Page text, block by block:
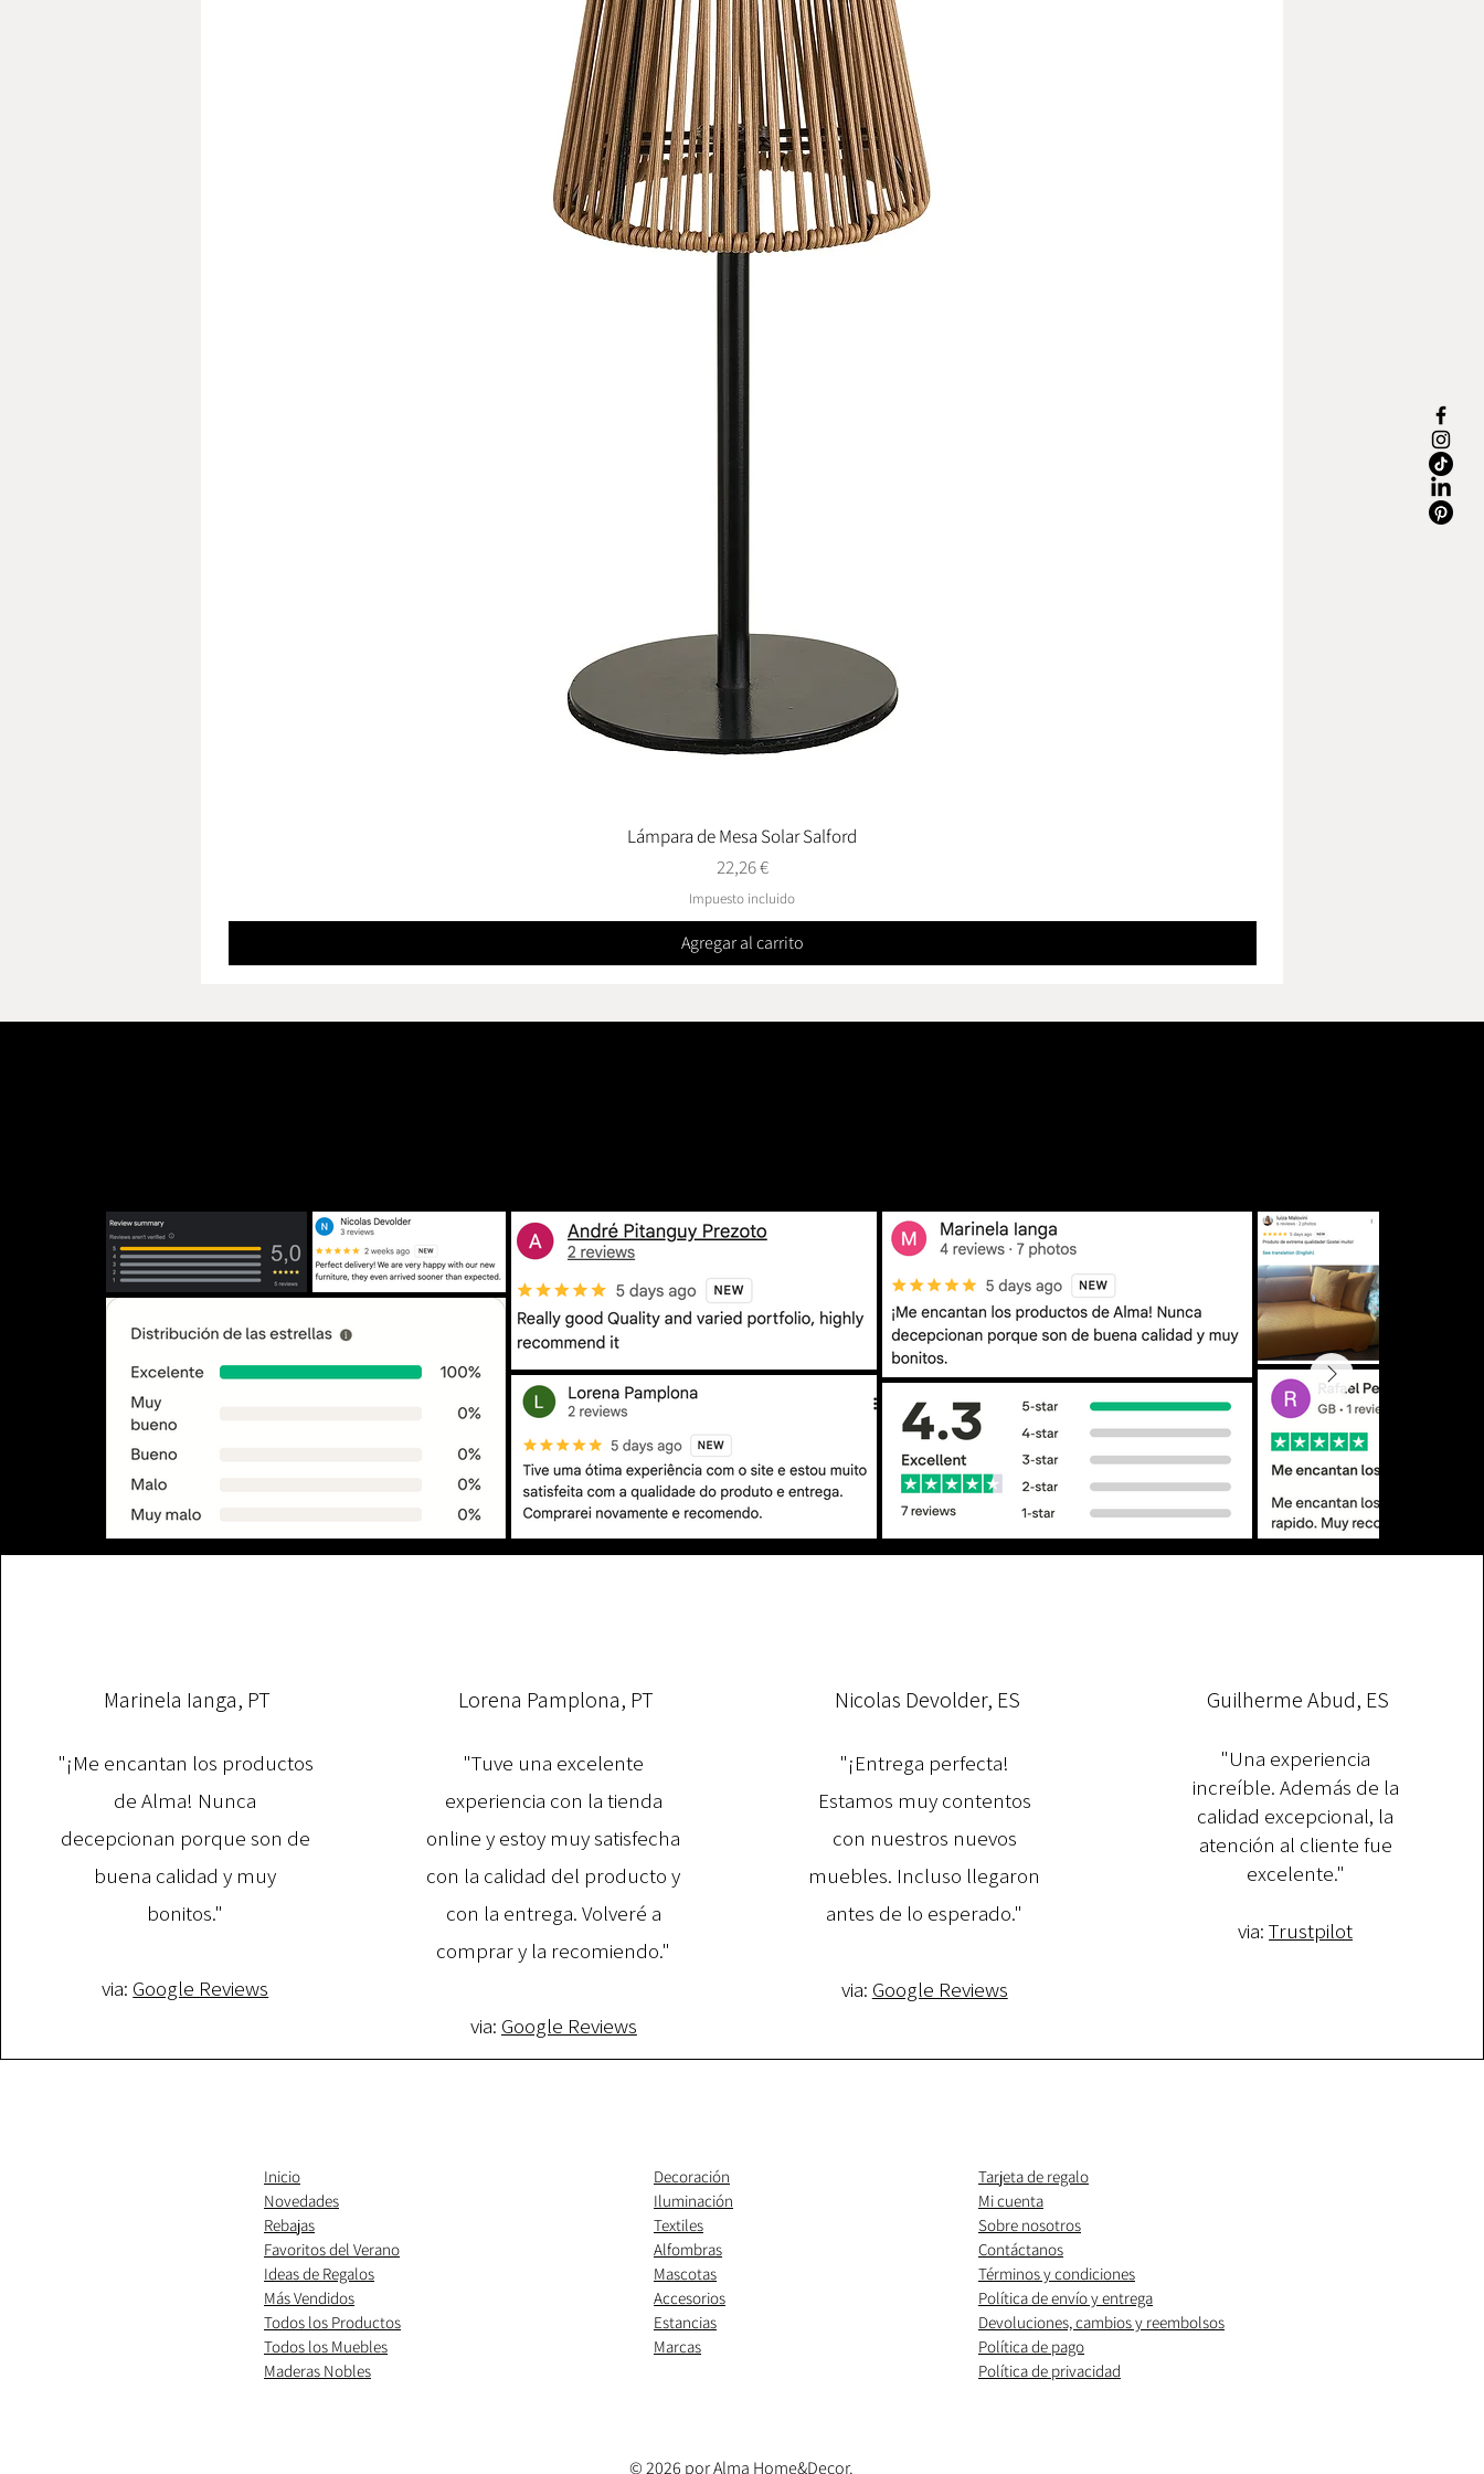
Vista rápida
Lámpara de Mesa Solar Salford
Precio
22,26 €
Impuesto incluido
Agregar al carrito
Marinela Ianga, PT
"¡Me encantan los productos
de Alma! Nunca
decepcionan porque son de
buena calidad y muy
bonitos."
via: Google Reviews
Lorena Pamplona, PT
"Tuve una excelente
experiencia con la tienda
online y estoy muy satisfecha
con la calidad del producto y
con la entrega. Volveré a
comprar y la recomiendo."
via: Google Reviews
Nicolas Devolder, ES
"¡Entrega perfecta!
Estamos muy contentos
con nuestros nuevos
muebles. Incluso llegaron
antes de lo esperado."
via: Google Reviews
Guilherme Abud, ES
"Una experiencia
increíble. Además de la
calidad excepcional, la
atención al cliente fue
excelente."​
via:Trustpilot
Inicio
Novedades
Rebajas
Favoritos del Verano
Ideas de Regalos
​Más Vendidos
Todos los Productos
Todos los Muebles
Maderas Nobles
Decoración
Iluminación
Textiles
Alfombras
Mascotas
Accesorios
Estancias
Marcas
Tarjeta de regalo
Mi cuenta
Sobre nosotros
Contáctanos
Términos y condiciones
Política de envío y entrega
Devoluciones, cambios y reembolsos
Política de pago
Política de privacidad
© 2026 por Alma Home&Decor.